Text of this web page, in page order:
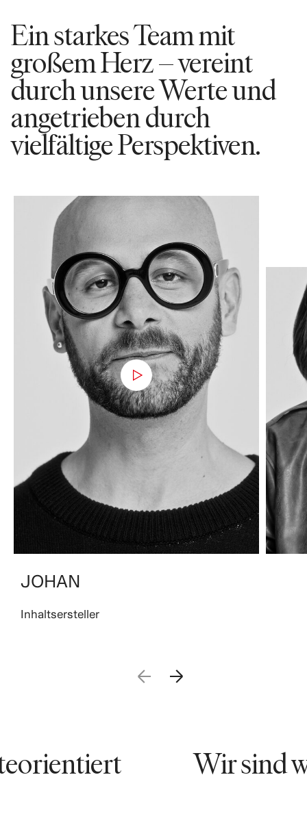
Ein starkes Team mit
großem Herz – vereint
durch unsere Werte und
angetrieben durch
vielfältige Perspektiven.
JOHAN
Inhaltsersteller
Wir sind